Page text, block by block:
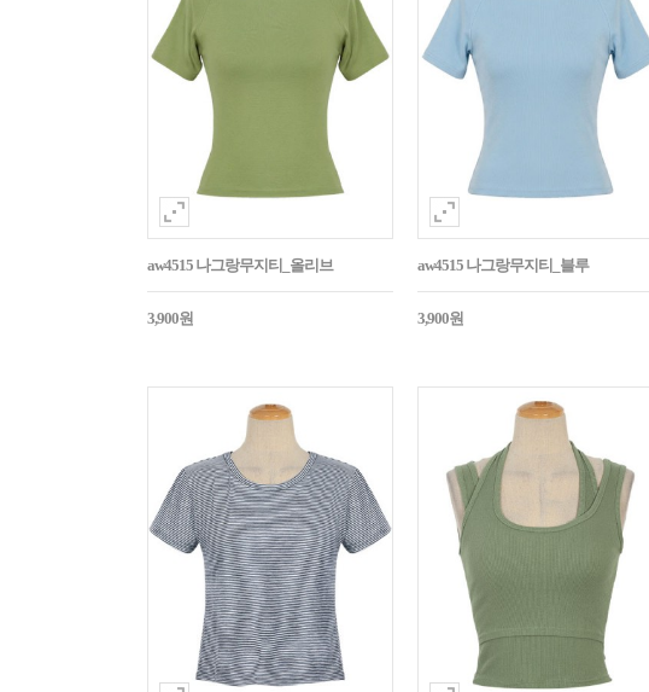
aw4515 나그랑무지티_올리브
3,900원
aw4515 나그랑무지티_블루
3,900원